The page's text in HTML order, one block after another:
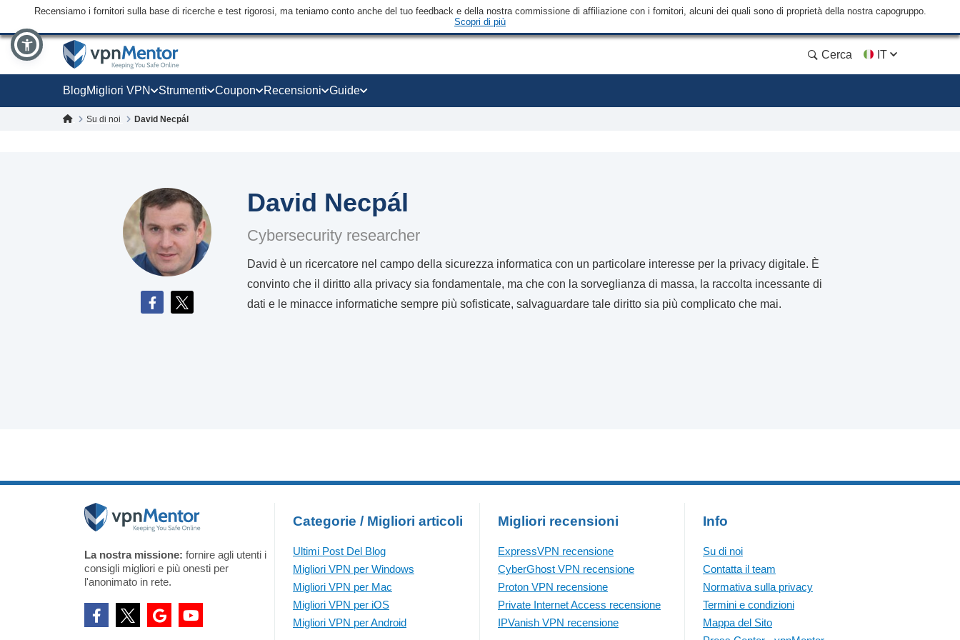
Recensiamo i fornitori sulla base di ricerche e test rigorosi, ma teniamo conto anche del tuo feedback e della nostra commissione di affiliazione con i fornitori, alcuni dei quali sono di proprietà della nostra capogruppo.
Scopri di più
Cerca IT
BlogMigliori VPN Strumenti Coupon Recensioni Guide
Su di noi David Necpál
David Necpál
Cybersecurity researcher
David è un ricercatore nel campo della sicurezza informatica con un particolare interesse per la privacy digitale. È
convinto che il diritto alla privacy sia fondamentale, ma che con la sorveglianza di massa, la raccolta incessante di
dati e le minacce informatiche sempre più sofisticate, salvaguardare tale diritto sia più complicato che mai.
La nostra missione: fornire agli utenti i
consigli migliori e più onesti per
l'anonimato in rete.
Categorie / Migliori articoli
Ultimi Post Del Blog
Migliori VPN per Windows
Migliori VPN per Mac
Migliori VPN per iOS
Migliori VPN per Android
Migliori recensioni
ExpressVPN recensione
CyberGhost VPN recensione
Proton VPN recensione
Private Internet Access recensione
IPVanish VPN recensione
Info
Su di noi
Contatta il team
Normativa sulla privacy
Termini e condizioni
Mappa del Sito